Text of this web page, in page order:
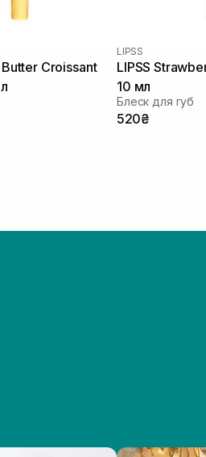
Croissant
LIPSS
LIPSS
10 мл
Блеск для губ
520₴